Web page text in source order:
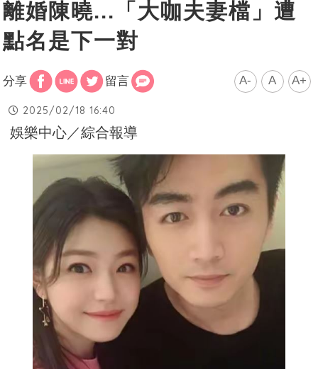
離婚陳曉...「大咖夫妻檔」遭
點名是下一對
分享 留言 A- A A+
2025/02/18 16:40
娛樂中心／綜合報導